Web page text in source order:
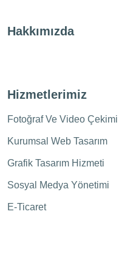
Hakkımızda
Hizmetlerimiz
Fotoğraf Ve Video Çekimi
Kurumsal Web Tasarım
Grafik Tasarım Hizmeti
Sosyal Medya Yönetimi
E-Ticaret